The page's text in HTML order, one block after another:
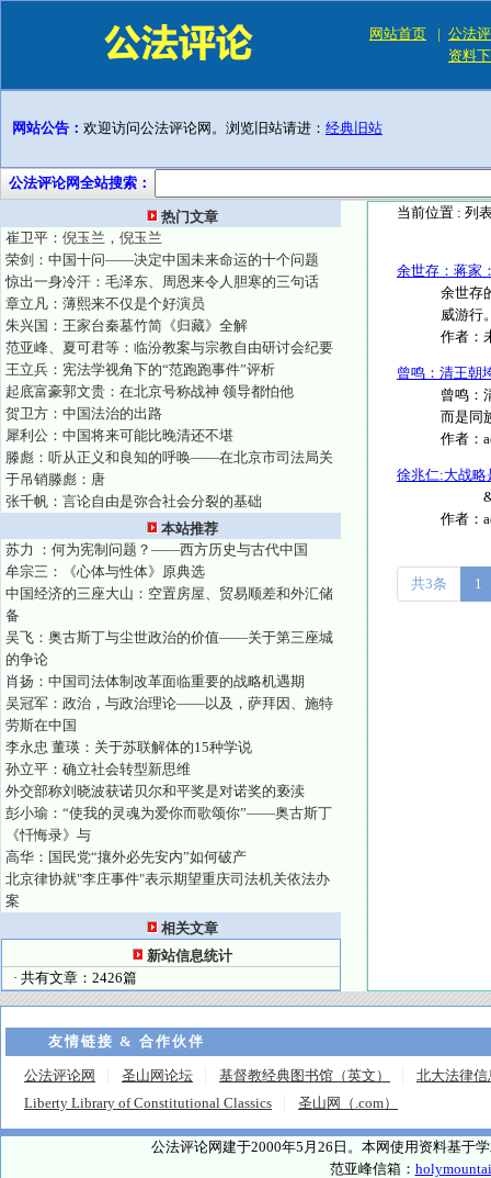
网站首页 | 公法
资料
网站公告： 欢迎访问公法评论网。浏览旧站请进： 经典旧站
公法评论网全站搜索：
热门文章
崔卫平：倪玉兰，倪玉兰
荣剑：中国十问——决定中国未来命运的十个问题
惊出一身冷汗：毛泽东、周恩来令人胆寒的三句话
章立凡：薄熙来不仅是个好演员
朱兴国：王家台秦墓竹简《归藏》全解
范亚峰、夏可君等：临汾教案与宗教自由研讨会纪要
王立兵：宪法学视角下的“范跑跑事件”评析
起底富豪郭文贵：在北京号称战神 领导都怕他
贺卫方：中国法治的出路
犀利公：中国将来可能比晚清还不堪
滕彪：听从正义和良知的呼唤——在北京市司法局关
于吊销滕彪：唐
张千帆：言论自由是弥合社会分裂的基础
本站推荐
苏力 ：何为宪制问题？——西方历史与古代中国
牟宗三：《心体与性体》原典选
中国经济的三座大山：空置房屋、贸易顺差和外汇储
备
吴飞：奥古斯丁与尘世政治的价值——关于第三座城
的争论
肖扬：中国司法体制改革面临重要的战略机遇期
吴冠军：政治，与政治理论——以及，萨拜因、施特
劳斯在中国
李永忠 董瑛：关于苏联解体的15种学说
孙立平：确立社会转型新思维
外交部称刘晓波获诺贝尔和平奖是对诺奖的亵渎
彭小瑜：“使我的灵魂为爱你而歌颂你”——奥古斯丁
《忏悔录》与
高华：国民党“攘外必先安内”如何破产
北京律协就"李庄事件"表示期望重庆司法机关依法办
案
相关文章
新站信息统计
· 共有文章：2426篇
当前位置 : 列
余世存：蒋家
余世存
威游行
作者：
曾鸣：清王朝
曾鸣：
而是同
作者：
徐兆仁:大战略
作者：
共3条 1
友情链接 & 合作伙伴
公法评论网 圣山网论坛 基督教经典图书馆（英文）
北大法律信
Liberty Library of Constitutional Classics
圣山网（.com）
公法评论网建于2000年5月26日。本网使用资料基于
范亚峰信箱：